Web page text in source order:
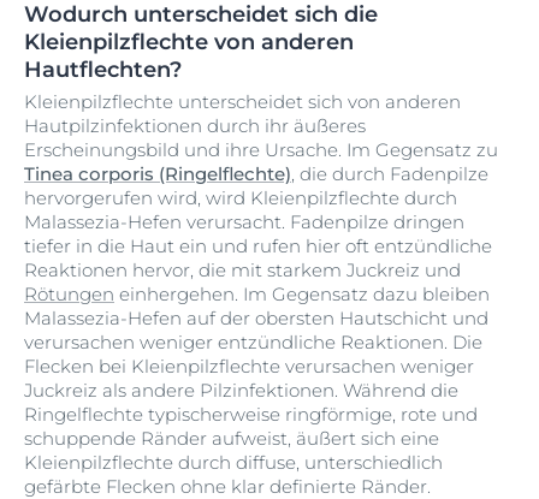
Wodurch unterscheidet sich die
Kleienpilzflechte von anderen
Hautflechten?
Kleienpilzflechte unterscheidet sich von anderen
Hautpilzinfektionen durch ihr äußeres
Erscheinungsbild und ihre Ursache. Im Gegensatz zu
Tinea corporis (Ringelflechte), die durch Fadenpilze
hervorgerufen wird, wird Kleienpilzflechte durch
Malassezia-Hefen verursacht. Fadenpilze dringen
tiefer in die Haut ein und rufen hier oft entzündliche
Reaktionen hervor, die mit starkem Juckreiz und
Rötungen einhergehen. Im Gegensatz dazu bleiben
Malassezia-Hefen auf der obersten Hautschicht und
verursachen weniger entzündliche Reaktionen. Die
Flecken bei Kleienpilzflechte verursachen weniger
Juckreiz als andere Pilzinfektionen. Während die
Ringelflechte typischerweise ringförmige, rote und
schuppende Ränder aufweist, äußert sich eine
Kleienpilzflechte durch diffuse, unterschiedlich
gefärbte Flecken ohne klar definierte Ränder.